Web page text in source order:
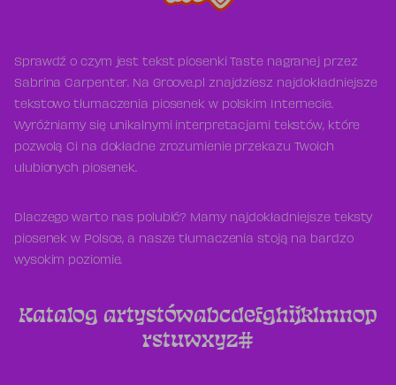
Sprawdź o czym jest tekst piosenki Taste nagranej przez
Sabrina Carpenter. Na Groove.pl znajdziesz najdokładniejsze
tekstowo tłumaczenia piosenek w polskim Internecie.
Wyróżniamy się unikalnymi interpretacjami tekstów, które
pozwolą Ci na dokładne zrozumienie przekazu Twoich
ulubionych piosenek.
Dlaczego warto nas polubić? Mamy najdokładniejsze teksty
piosenek w Polsce, a nasze tłumaczenia stoją na bardzo
wysokim poziomie.
Katalog artystówabcdefghijklmnop
rstuwxyz#